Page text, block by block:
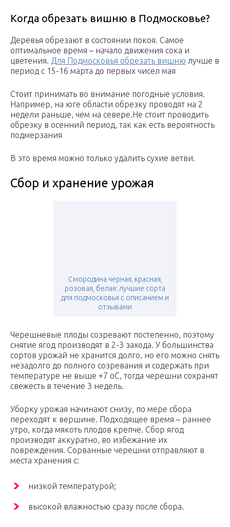
Когда обрезать вишню в Подмосковье?
Деревья обрезают в состоянии покоя. Самое
оптимальное время – начало движения сока и
цветения. Для Подмосковья обрезать вишню лучше в
период с 15-16 марта до первых чисел мая
Стоит принимать во внимание погодные условия.
Например, на юге области обрезку проводят на 2
недели раньше, чем на севере.Не стоит проводить
обрезку в осенний период, так как есть вероятность
подмерзания
В это время можно только удалить сухие ветви.
Сбор и хранение урожая
Смородина черная, красная,
розовая, белая: лучшие сорта
для подмосковья с описанием и
отзывами
Черешневые плоды созревают постепенно, поэтому
снятие ягод производят в 2-3 захода. У большинства
сортов урожай не хранится долго, но его можно снять
незадолго до полного созревания и содержать при
температуре не выше +7 оС, тогда черешни сохранят
свежесть в течение 3 недель.
Уборку урожая начинают снизу, по мере сбора
переходят к вершине. Подходящее время – раннее
утро, когда мякоть плодов крепче. Сбор ягод
производят аккуратно, во избежание их
повреждения. Сорванные черешни отправляют в
места хранения с:
низкой температурой;
высокой влажностью сразу после сбора.